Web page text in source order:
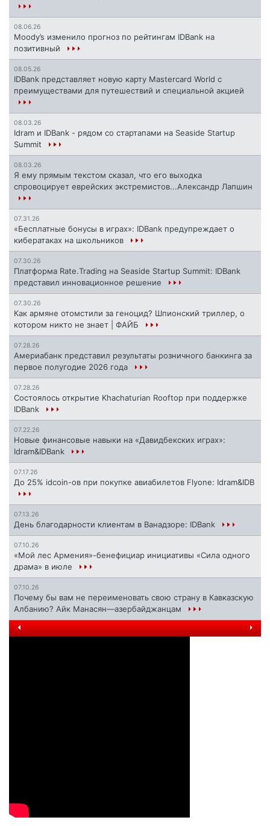
08.06.26
Moody’s изменило прогноз по рейтингам IDBank на
позитивный
08.05.26
IDBank представляет новую карту Mastercard World с
преимуществами для путешествий и специальной акцией
08.03.26
Idram и IDBank - рядом со стартапами на Seaside Startup
Summit
08.03.26
Я ему прямым текстом сказал, что его выходка
спровоцирует еврейских экстремистов...Александр Лапшин
07.31.26
«Бесплатные бонусы в играх»: IDBank предупреждает о
кибератаках на школьников
07.30.26
Платформа Rate.Trading на Seaside Startup Summit: IDBank
представил инновационное решение
07.30.26
Как армяне отомстили за геноцид? Шпионский триллер, о
котором никто не знает | ФАЙБ
07.28.26
Америабанк представил результаты розничного банкинга за
первое полугодие 2026 года
07.28.26
Состоялось открытие Khachaturian Rooftop при поддержке
IDBank
07.22.26
Новые финансовые навыки на «Давидбекских играх»:
Idram&IDBank
07.17.26
До 25% idcoin-ов при покупке авиабилетов Flyone: Idram&IDB
07.13.26
День благодарности клиентам в Ванадзоре: IDBank
07.10.26
«Мой лес Армения»-бенефициар инициативы «Сила одного
драма» в июле
07.10.26
Почему бы вам не переименовать свою страну в Кавказскую
Албанию? Айк Манасян—азербайджанцам